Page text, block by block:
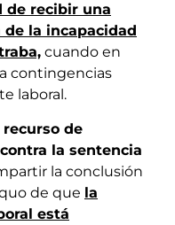
de recibir una
la incapacidad
cuando en
contingencias
laboral.
de
la sentencia
la conclusión
de que la
está